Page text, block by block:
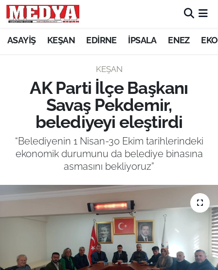
ASAYİŞ KEŞAN EDİRNE İPSALA ENEZ
KEŞAN
AK Parti İlçe Başkanı
Savaş Pekdemir,
belediyeyi eleştirdi
“Belediyenin 1 Nisan-30 Ekim tarihlerindeki
ekonomik durumunu da belediye binasına
asmasını bekliyoruz”
KEŞAN
ASAYİŞ
SİYASET
GÜNDEM
SAĞLIK
TARIM VE HAYVANCILIK
KÜLTÜR SANAT